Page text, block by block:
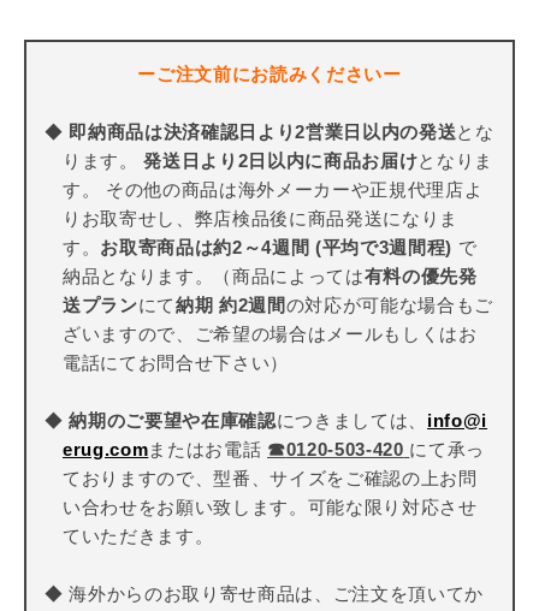
ーご注文前にお読みくださいー
◆ 即納商品は決済確認日より2営業日以内の発送とな
ります。発送日より2日以内に商品お届けとなりま
す。 その他の商品は海外メーカーや正規代理店よ
りお取寄せし、弊店検品後に商品発送になりま
す。 お取寄商品は約2～4週間 (平均で3週間程) で
納品となります。（商品によっては有料の優先発
送プランにて納期 約2週間の対応が可能な場合もご
ざいますので、ご希望の場合はメールもしくはお
電話にてお問合せ下さい）
◆納期のご要望や在庫確認につきましては、 info@i
erug.comまたはお電話 ☎0120-503-420 にて承っ
ておりますので、型番、サイズをご確認の上お問
い合わせをお願い致します。可能な限り対応させ
ていただきます。
◆ 海外からのお取り寄せ商品は、ご注文を頂いてか